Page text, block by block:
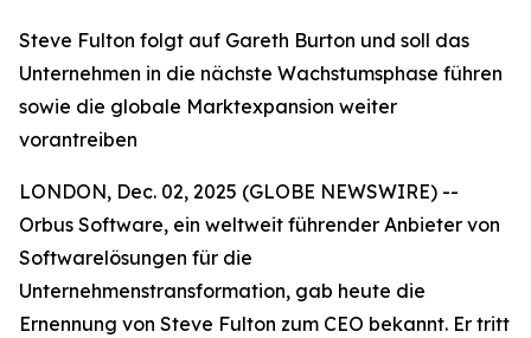
Steve Fulton folgt auf Gareth Burton und soll das
Unternehmen in die nächste Wachstumsphase führen
sowie die globale Marktexpansion weiter
vorantreiben
LONDON, Dec. 02, 2025 (GLOBE NEWSWIRE) --
Orbus Software, ein weltweit führender Anbieter von
Softwarelösungen für die
Unternehmenstransformation, gab heute die
Ernennung von Steve Fulton zum CEO bekannt. Er tritt